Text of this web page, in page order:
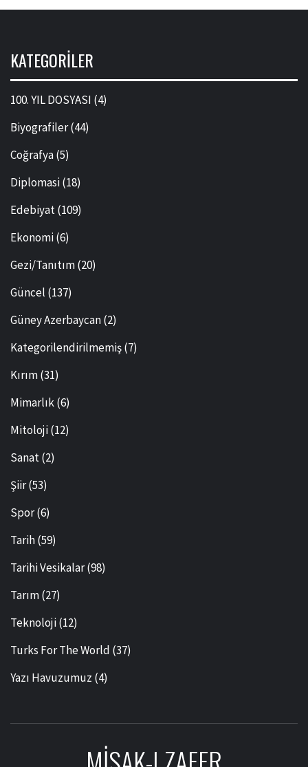
KATEGORILER
100. YIL DOSYASI (4)
Biyografiler(44)
Coğrafya(5)
Diplomasi(18)
Edebiyat(109)
Ekonomi(6)
Gezi/Tanıtım(20)
Güncel (137)
Güney Azerbaycan(2)
Kategorilendirilmemiş(7)
Kırım(31)
Mimarlık(6)
Mitoloji(12)
Sanat(2)
Şiir(53)
Spor(6)
Tarih(59)
Tarihi Vesikalar(98)
Tarım(27)
Teknoloji(12)
Turks For The World (37)
Yazı Havuzumuz (4)